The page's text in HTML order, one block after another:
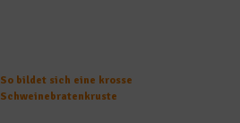
So bildet sich eine krosse
Schweinebratenkruste